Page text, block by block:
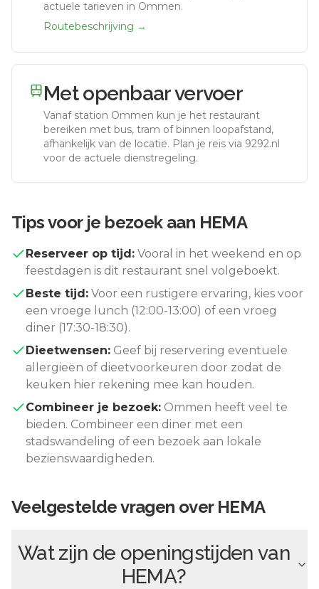
actuele tarieven in Ommen.
Routebeschrijving →
Met openbaar vervoer
Vanaf station Ommen kun je het restaurant
bereiken met bus, tram of binnen loopafstand,
afhankelijk van de locatie. Plan je reis via 9292.nl
voor de actuele dienstregeling.
Tips voor je bezoek aan HEMA
Reserveer op tijd: Vooral in het weekend en op
feestdagen is dit restaurant snel volgeboekt.
Beste tijd: Voor een rustigere ervaring, kies voor
een vroege lunch (12:00-13:00) of een vroeg
diner (17:30-18:30).
Dieetwensen: Geef bij reservering eventuele
allergieën of dieetvoorkeuren door zodat de
keuken hier rekening mee kan houden.
Combineer je bezoek: Ommen heeft veel te
bieden. Combineer een diner met een
stadswandeling of een bezoek aan lokale
bezienswaardigheden.
Veelgestelde vragen over HEMA
Wat zijn de openingstijden van
HEMA?